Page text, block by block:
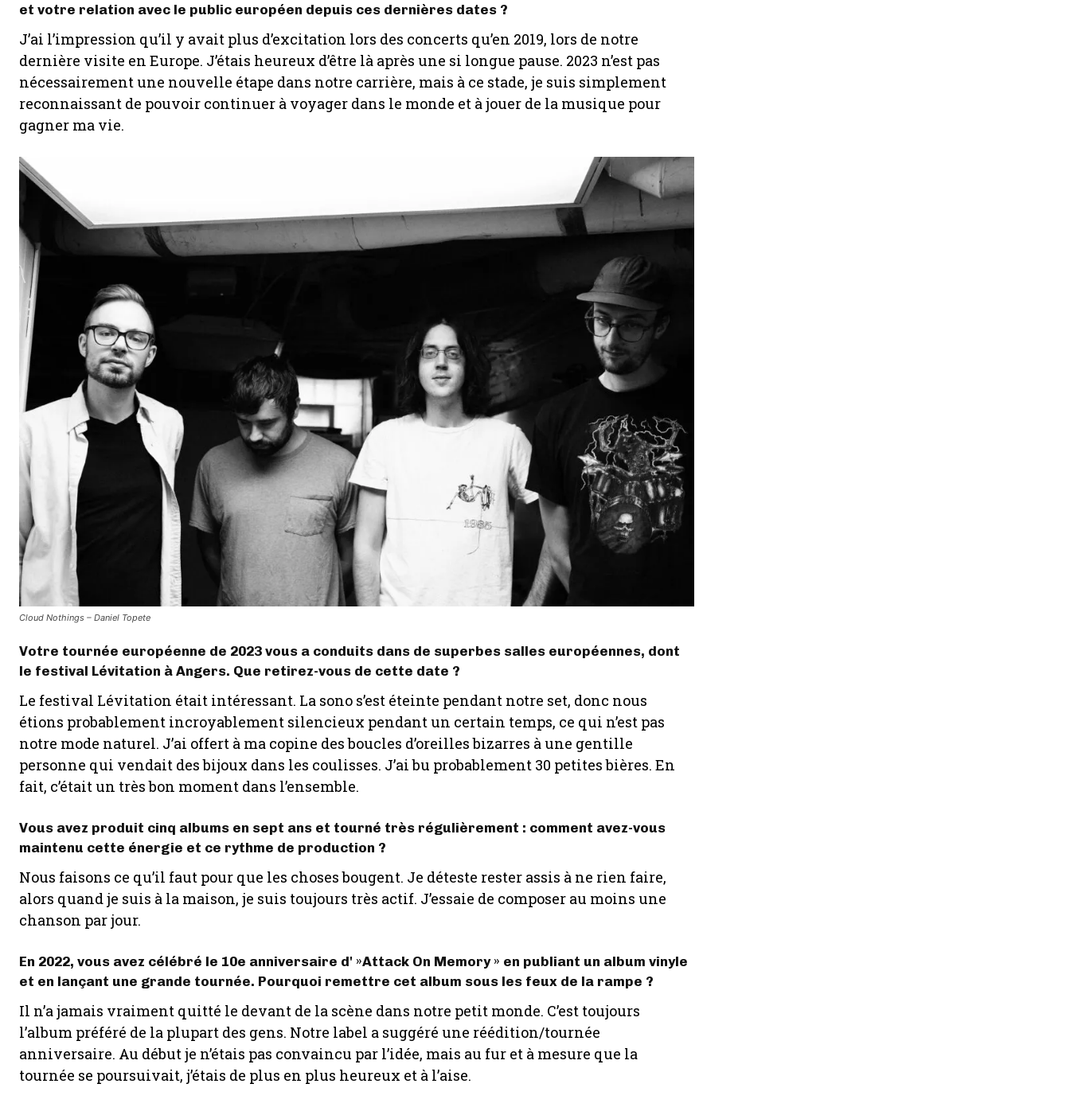
et votre relation avec le public européen depuis ces dernières dates ?
J’ai l’impression qu’il y avait plus d’excitation lors des concerts qu’en 2019, lors de notre
dernière visite en Europe. J’étais heureux d’être là après une si longue pause. 2023 n’est pas
nécessairement une nouvelle étape dans notre carrière, mais à ce stade, je suis simplement
reconnaissant de pouvoir continuer à voyager dans le monde et à jouer de la musique pour
gagner ma vie.
Cloud Nothings – Daniel Topete
Votre tournée européenne de 2023 vous a conduits dans de superbes salles européennes, dont
le festival Lévitation à Angers. Que retirez-vous de cette date ?
Le festival Lévitation était intéressant. La sono s’est éteinte pendant notre set, donc nous
étions probablement incroyablement silencieux pendant un certain temps, ce qui n’est pas
notre mode naturel. J’ai offert à ma copine des boucles d’oreilles bizarres à une gentille
personne qui vendait des bijoux dans les coulisses. J’ai bu probablement 30 petites bières. En
fait, c’était un très bon moment dans l’ensemble.
Vous avez produit cinq albums en sept ans et tourné très régulièrement : comment avez-vous
maintenu cette énergie et ce rythme de production ?
Nous faisons ce qu’il faut pour que les choses bougent. Je déteste rester assis à ne rien faire,
alors quand je suis à la maison, je suis toujours très actif. J’essaie de composer au moins une
chanson par jour.
En 2022, vous avez célébré le 10e anniversaire d' »Attack On Memory » en publiant un album vinyle
et en lançant une grande tournée. Pourquoi remettre cet album sous les feux de la rampe ?
Il n’a jamais vraiment quitté le devant de la scène dans notre petit monde. C’est toujours
l’album préféré de la plupart des gens. Notre label a suggéré une réédition/tournée
anniversaire. Au début je n’étais pas convaincu par l’idée, mais au fur et à mesure que la
tournée se poursuivait, j’étais de plus en plus heureux et à l’aise.